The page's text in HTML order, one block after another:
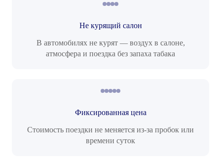
Не курящий салон
В автомобилях не курят — воздух в салоне,
атмосфера и поездка без запаха табака
Фиксированная цена
Стоимость поездки не меняется из-за пробок или
времени суток